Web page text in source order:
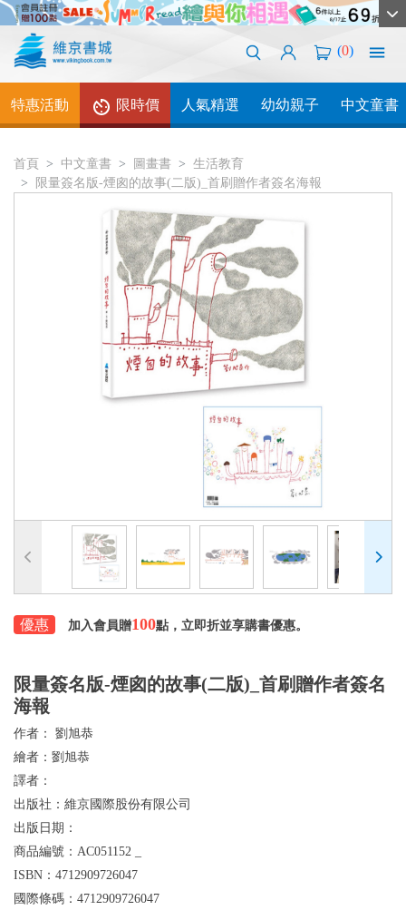
(0)
特惠活動 限時價 人氣精選 幼幼親子 中文童書
首頁 中文童書 圖畫書
生活教育
限量簽名版-煙囪的故事(二版)_首刷贈作者簽名海報
優惠 加入會員贈100點，立即折並享購書優惠。
限量簽名版-煙囪的故事(二版)_首刷贈作者簽名
海報
作者： 劉旭恭
繪者： 劉旭恭
譯者：
出版社： 維京國際股份有限公司
出版日期：
商品編號： AC051152 _
ISBN： 4712909726047
國際條碼： 4712909726047